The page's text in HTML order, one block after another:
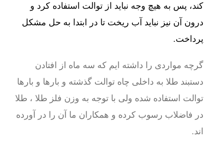
کند، پس به هیچ وجه نباید از توالت استفاده کرد و
درون آن نیز نباید آب ریخت تا در ابتدا به حل مشکل
پرداخت.
گرچه مواردی را داشته ایم که سه ماه از افتادن
دستبند طلا به داخلی چاه توالت گذشته و بارها و بارها
توالت استفاده شده ولی با توجه به وزن فلز طلا ، طلا
در فاضلاب رسوب کرده و همکاران ما آن را در آورده
اند.